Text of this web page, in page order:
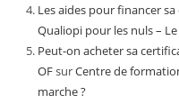
Les aides pour financer
Qualiopi pour les nuls –
Peut-on acheter sa
OFsurCentre de
marche ?